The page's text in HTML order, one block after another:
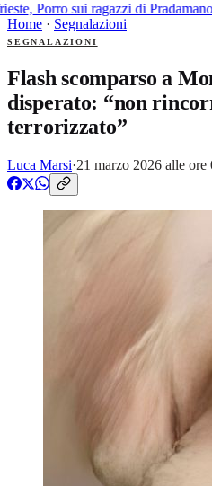
Porro sui ragazzi di
Home · Segnalazioni
SEGNALAZIONI
Flash scomparso a
disperato: “non
terrorizzato”
Luca Marsi·21 marzo 2026 alle ore